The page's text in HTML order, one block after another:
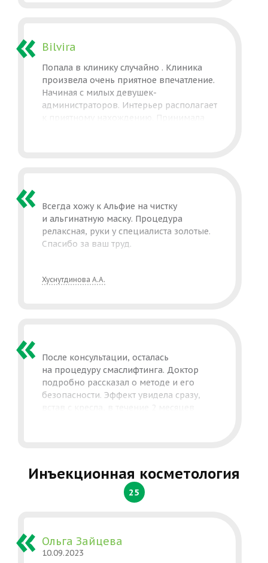
Bilvira
Попала в клинику случайно . Клиника
произвела очень приятное впечатление.
Начиная с милых девушек-
администраторов. Интерьер располагает
к приятному нахождению. Принимала
Всегда хожу к Альфие на чистку
и альгинатную маску. Процедура
релаксная, руки у специалиста золотые.
Спасибо за ваш труд.
Хуснутдинова А.А.
После консультации, осталась
на процедуру смаслифтинга. Доктор
подробно рассказал о методе и его
безопасности. Эффект увидела сразу,
Инъекционная косметология
25
Ольга Зайцева
10.09.2023